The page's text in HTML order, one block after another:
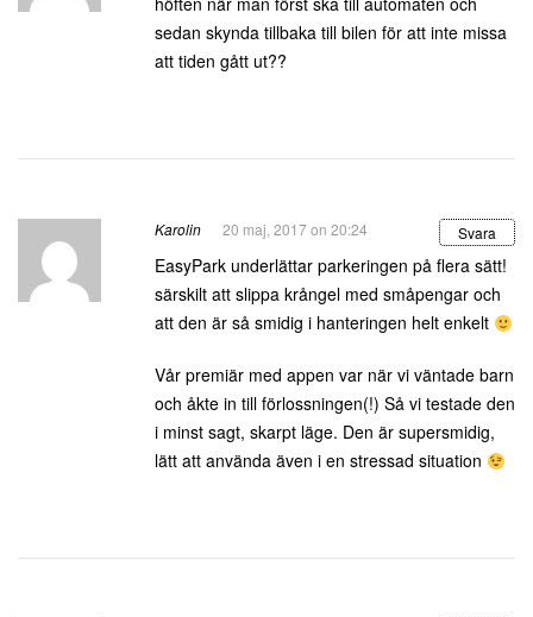
sedan skynda tillbaka till bilen för att inte missa
att tiden gått ut??
Karolin 20 maj, 2017 on 20:24 Svara
EasyPark underlättar parkeringen på flera sätt!
särskilt att slippa krångel med småpengar och
att den är så smidig i hanteringen helt enkelt
Vår premiär med appen var när vi väntade barn
och åkte in till förlossningen(!) Så vi testade den
i minst sagt, skarpt läge. Den är supersmidig,
lätt att använda även i en stressad situation